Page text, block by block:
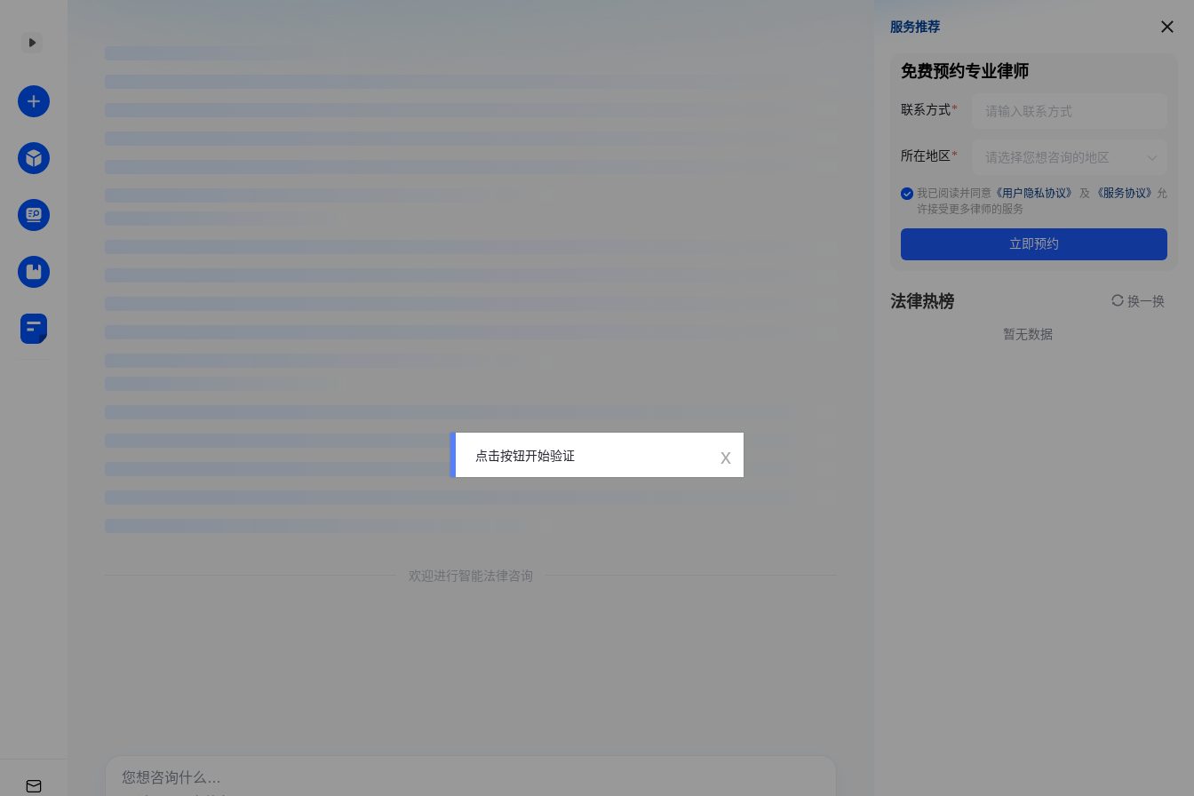
欢迎进行智能法律咨询
服务推荐
服务推荐
免费预约专业律师
联系方式
所在地区
我已阅读并同意 《用户隐私协议》 及 《服务协议》 允
许接受更多律师的服务
立即预约
法律热榜 换一换
暂无数据
点击按钮开始验证 x